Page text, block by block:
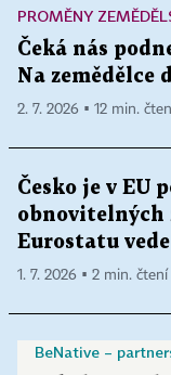
PROMĚNY
Čeká nás
Na zemědělce
2. 7. 2026 ▪ 12 min.
Česko je v EU
obnovitelných
Eurostatu
1. 7. 2026 ▪ 2 min. čtení
BeNative –